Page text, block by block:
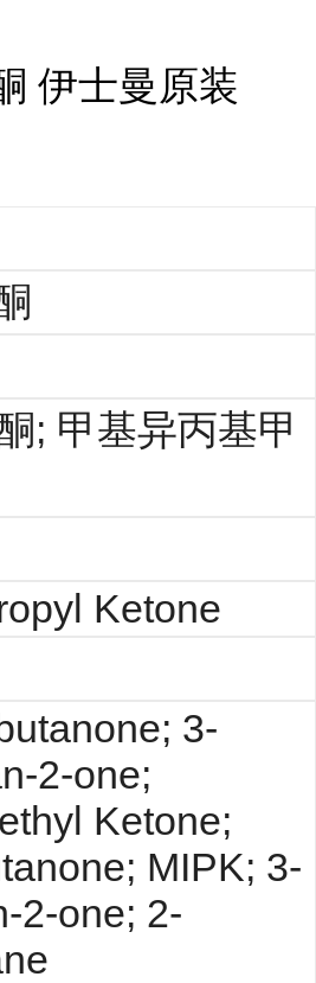
伊士曼原装
; 甲基异丙基甲
Ketone
3-
2-one;
Ketone;
MIPK; 3-
2-one; 2-